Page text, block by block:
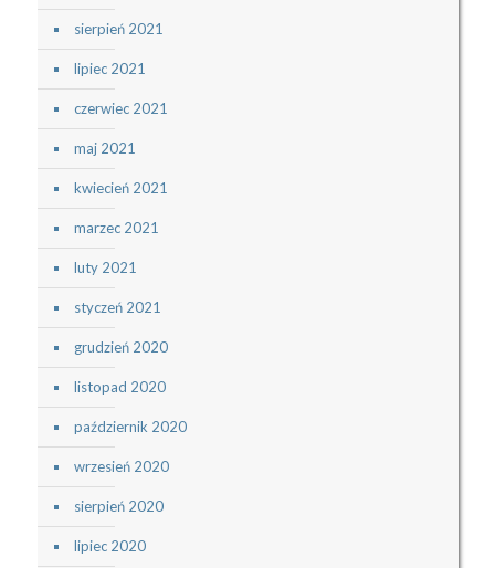
sierpień 2021
lipiec 2021
czerwiec 2021
maj 2021
kwiecień 2021
marzec 2021
luty 2021
styczeń 2021
grudzień 2020
listopad 2020
październik 2020
wrzesień 2020
sierpień 2020
lipiec 2020